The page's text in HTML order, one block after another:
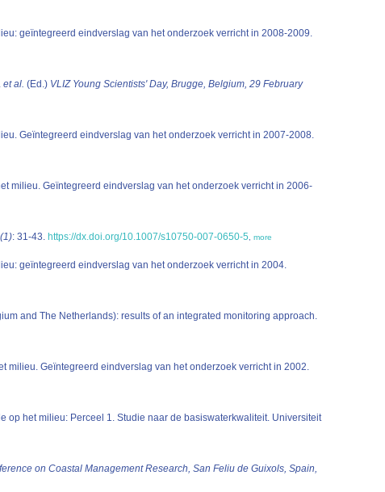
geïntegreerd eindverslag van het onderzoek verricht in 2008-2009.
et al. (Ed.) VLIZ Young Scientists' Day, Brugge, Belgium, 29 February
Geïntegreerd eindverslag van het onderzoek verricht in 2007-2008.
milieu. Geïntegreerd eindverslag van het onderzoek verricht in 2006-
: 31-43. https://dx.doi.org/10.1007/s10750-007-0650-5 more
geïntegreerd eindverslag van het onderzoek verricht in 2004.
and The Netherlands): results of an integrated monitoring approach.
Geïntegreerd eindverslag van het onderzoek verricht in 2002.
het milieu: Perceel 1. Studie naar de basiswaterkwaliteit. Universiteit
on Coastal Management Research, San Feliu de Guixols, Spain,